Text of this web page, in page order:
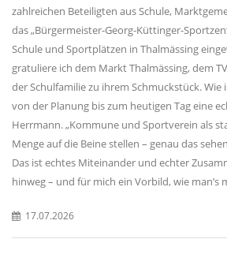
zahlreichen Beteiligten aus Schule,
das „Bürgermeister-Georg-Küttinger-
Schule und Sportplätzen in Thalmässing
gratuliere ich dem Markt Thalmässing, dem
der Schulfamilie zu ihrem Schmuckstück. Wie
von der Planung bis zum heutigen Tag eine
Herrmann. „Kommune und Sportverein als
Menge auf die Beine stellen – genau das
Das ist echtes Miteinander und echter
hinweg – und für mich ein Vorbild, wie man’s
17.07.2026